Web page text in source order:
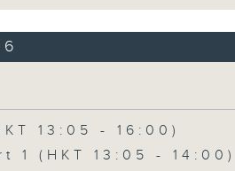
13:05 - 16:00)
1 (HKT 13:05 - 14:00)